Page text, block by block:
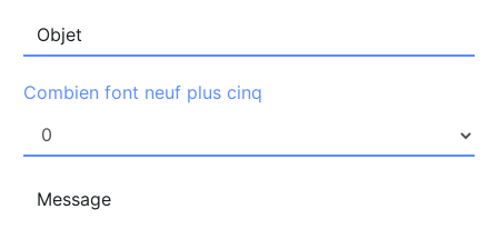
Combien font neuf plus cinq